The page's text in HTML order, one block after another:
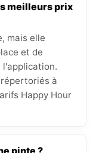
meilleurs prix
mais elle
et de
l'application.
à
Happy Hour